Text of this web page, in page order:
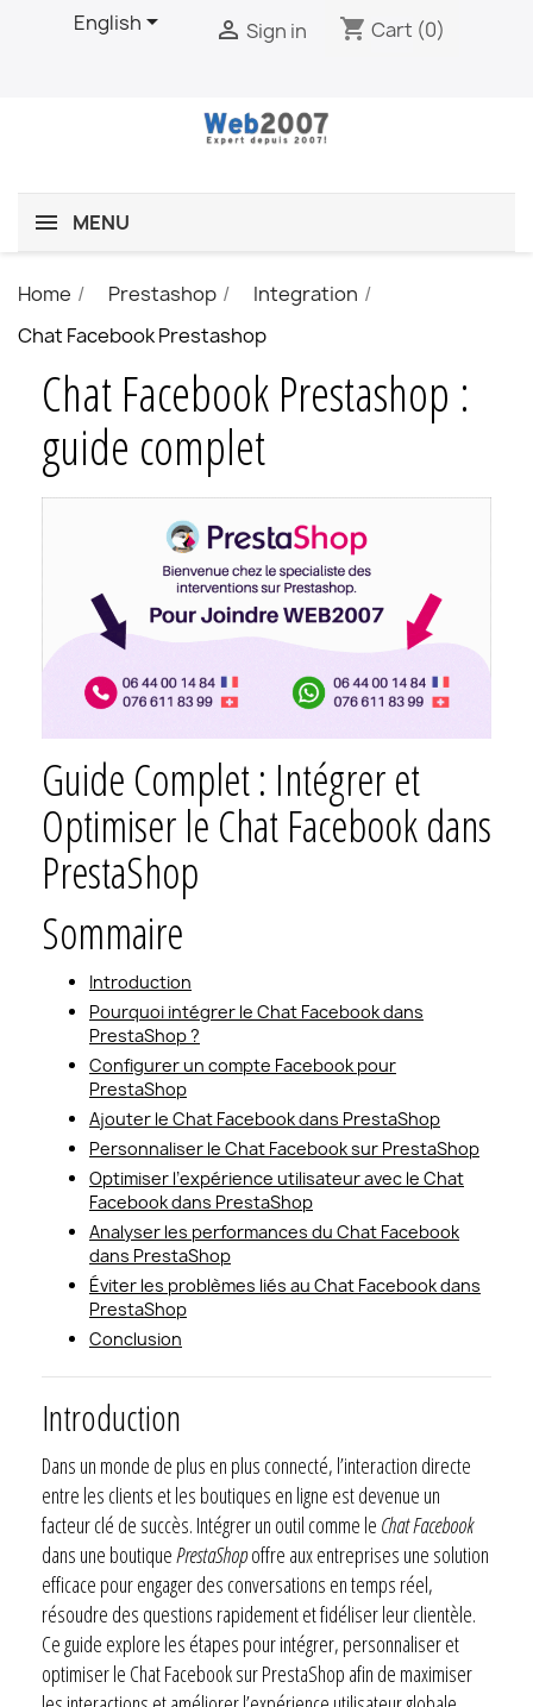
English  Sign in shopping_cart Cart (0)
MENU
Home Prestashop
Integration
Chat Facebook Prestashop
Chat Facebook Prestashop :
guide complet
Guide Complet : Intégrer et
Optimiser le Chat Facebook dans
PrestaShop
Sommaire
Introduction
Pourquoi intégrer le Chat Facebook dans
PrestaShop ?
Configurer un compte Facebook pour
PrestaShop
Ajouter le Chat Facebook dans PrestaShop
Personnaliser le Chat Facebook sur PrestaShop
Optimiser l’expérience utilisateur avec le Chat
Facebook dans PrestaShop
Analyser les performances du Chat Facebook
dans PrestaShop
Éviter les problèmes liés au Chat Facebook dans
PrestaShop
Conclusion
Introduction
Dans un monde de plus en plus connecté, l’interaction directe
entre les clients et les boutiques en ligne est devenue un
facteur clé de succès. Intégrer un outil comme le Chat Facebook
dans une boutiquePrestaShopoffre aux entreprises une solution
efficace pour engager des conversations en temps réel,
résoudre des questions rapidement et fidéliser leur clientèle.
Ce guide explore les étapes pour intégrer, personnaliser et
optimiser le Chat Facebook sur PrestaShop afin de maximiser